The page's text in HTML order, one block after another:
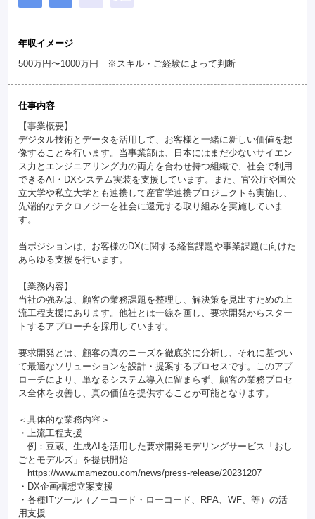
年収イメージ
500万円〜1000万円 ※スキル・ご経験によって判断
仕事内容
【事業概要】
デジタル技術とデータを活用して、お客様と一緒に新しい価値を想
像することを行います。当事業部は、日本にはまだ少ないサイエン
ス力とエンジニアリング力の両方を合わせ持つ組織で、社会で利用
できるAI・DXシステム実装を支援しています。また、官公庁や国公
立大学や私立大学とも連携して産官学連携プロジェクトも実施し、
先端的なテクロノジーを社会に還元する取り組みを実施していま
す。
当ポジションは、お客様のDXに関する経営課題や事業課題に向けた
あらゆる支援を行います。
【業務内容】
当社の強みは、顧客の業務課題を整理し、解決策を見出すための上
流工程支援にあります。他社とは一線を画し、要求開発からスター
トするアプローチを採用しています。
要求開発とは、顧客の真のニーズを徹底的に分析し、それに基づい
て最適なソリューションを設計・提案するプロセスです。このアプ
ローチにより、単なるシステム導入に留まらず、顧客の業務プロセ
ス全体を改善し、真の価値を提供することが可能となります。
＜具体的な業務内容＞
・上流工程支援
例：豆蔵、生成AIを活用した要求開発モデリングサービス「おし
ごとモデルズ」を提供開始
https://www.mamezou.com/news/press-release/20231207
・DX企画構想立案支援
・各種ITツール（ノーコード・ローコード、RPA、WF、等）の活
用支援